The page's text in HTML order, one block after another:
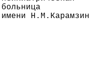
больница
имени